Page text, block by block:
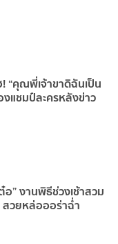
! “คุณพี่เจ้าขาดิฉันเป็น
แชมป์ละครหลังข่าว
อ” งานพิธีช่วงเช้าสวม
วยหล่อออร่าฉ่ำ